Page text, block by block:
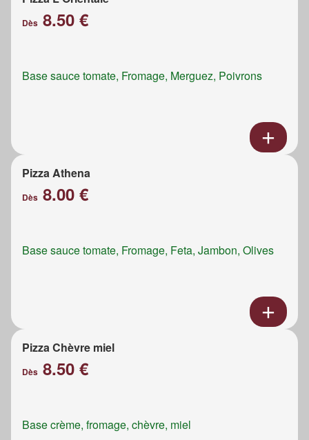
Dès 8.50 €
Base sauce tomate, Fromage, Merguez, Poivrons
Pizza Athena
Dès 8.00 €
Base sauce tomate, Fromage, Feta, Jambon, Olives
Pizza Chèvre miel
Dès 8.50 €
Base crème, fromage, chèvre, miel